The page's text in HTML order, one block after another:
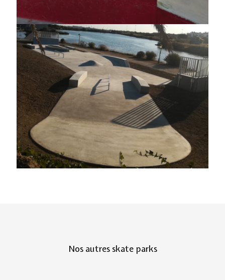
Nos autres skate parks